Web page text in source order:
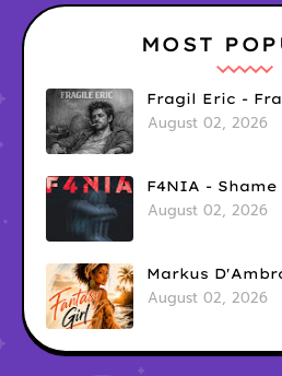
MOST
Fragil Eric -
August 02, 2026
F4NIA - Shame
August 02, 2026
Markus
August 02, 2026